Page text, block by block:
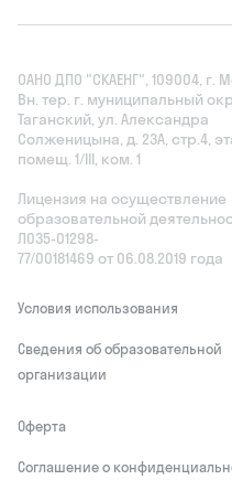
ОАНО ДПО "СКАЕНГ", 109004, г.
Вн. тер. г. муниципальный
Таганский, ул. Александра
Солженицына, д. 23А, стр.4,
помещ. 1/III, ком. 1
Лицензия на осуществление
образовательной
Л035‑01298-
77/00181469 от 06.08.2019 года
Условия использования
Сведения об образовательной
организации
Оферта
Соглашение о